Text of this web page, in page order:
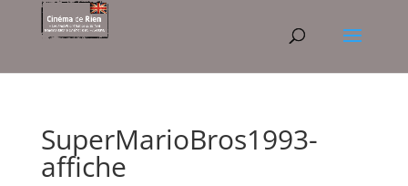
SuperMarioBros1993-
affiche